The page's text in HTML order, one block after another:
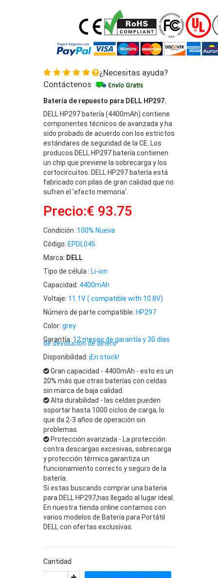
¿Necesitas ayuda?
Contáctenos
Batería de repuesto para DELL HP297.
DELL HP297 batería (4400mAh) contiene
componentes técnicos de avanzada y ha
sido probado de acuerdo con los estrictos
estándares de seguridad de la CE. Los
producos DELL HP297 batería contienen
un chip que previene la sobrecarga y los
cortocircuitos. DELL HP297 batería está
fabricado con pilas de gran calidad que no
sufren el 'efecto memoria'.
Precio:€ 93.75
Condición :100% Nueva
Código: EPDL045
Marca: DELL
Tipo de célula : Li-ion
Capacidad: 4400mAh
Voltaje: 11.1V ( compatible with 10.8V)
Número de parte compatible: HP297
Color: grey
Garantía: 12 meses de garantía y 30 días
de devolución de dinero
Disponibilidad: ¡En stock!
Gran capacidad - 4400mAh - esto es un
20% más que otras baterías con celdas
sin marca de baja calidad.
Alta durabilidad - las celdas pueden
soportar hasta 1000 ciclos de carga, lo
que da 2-3 años de operación sin
problemas.
Protección avanzada - La protección
contra descargas excesivas, sobrecarga
y protección térmica garantiza un
funcionamiento correcto y seguro de la
batería.
Si estas buscando comprar una bateria
para DELL HP297,has llegado al lugar ideal.
En nuestra tienda online contamos con
varios modelos de Batería para Portátil
DELL con ofertas exclusivas.
Cantidad